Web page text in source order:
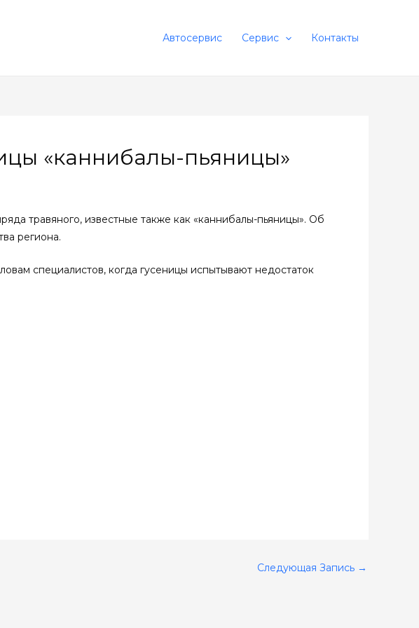
Автосервис Сервис Контакты
«каннибалы-пьяницы»
травяного, известные также как «каннибалы-пьяницы». Об
региона.
специалистов, когда гусеницы испытывают недостаток
Следующая Запись →